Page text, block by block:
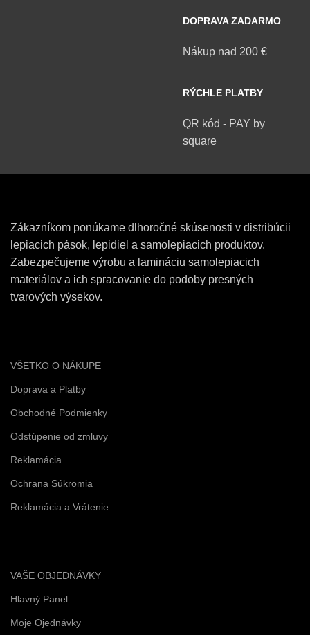
DOPRAVA ZADARMO
Nákup nad 200 €
RÝCHLE PLATBY
QR kód - PAY by
square
Zákazníkom ponúkame dlhoročné skúsenosti v distribúcii
lepiacich pások, lepidiel a samolepiacich produktov.
Zabezpečujeme výrobu a lamináciu samolepiacich
materiálov a ich spracovanie do podoby presných
tvarových výsekov.
VŠETKO O NÁKUPE
Doprava a Platby
Obchodné Podmienky
Odstúpenie od zmluvy
Reklamácia
Ochrana Súkromia
Reklamácia a Vrátenie
VAŠE OBJEDNÁVKY
Hlavný Panel
Moje Ojednávky